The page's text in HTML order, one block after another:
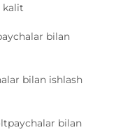
kalit
bilan
bilan ishlash
bilan